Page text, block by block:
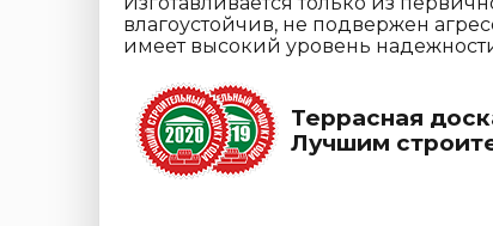
влагоустойчив, не подвержен
имеет высокий уровень
Террасная
Лучшим